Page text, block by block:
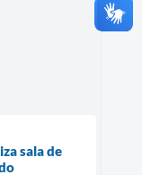
sala de